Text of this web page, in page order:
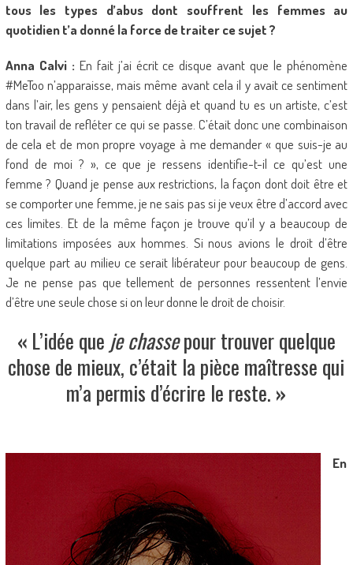
tous les types d’abus dont souffrent les femmes au
quotidien t’a donné la force de traiter ce sujet ?
Anna Calvi : En fait j’ai écrit ce disque avant que le phénomène
#MeToo n’apparaisse, mais même avant cela il y avait ce sentiment
dans l’air, les gens y pensaient déjà et quand tu es un artiste, c’est
ton travail de refléter ce qui se passe. C’était donc une combinaison
de cela et de mon propre voyage à me demander « que suis-je au
fond de moi ? », ce que je ressens identifie-t-il ce qu’est une
femme ? Quand je pense aux restrictions, la façon dont doit être et
se comporter une femme, je ne sais pas si je veux être d’accord avec
ces limites. Et de la même façon je trouve qu’il y a beaucoup de
limitations imposées aux hommes. Si nous avions le droit d’être
quelque part au milieu ce serait libérateur pour beaucoup de gens.
Je ne pense pas que tellement de personnes ressentent l’envie
d’être une seule chose si on leur donne le droit de choisir.
«L’idée que je chassepour trouver quelque
chose de mieux, c’était la pièce maîtresse qui
m’a permis d’écrire le reste. »
En